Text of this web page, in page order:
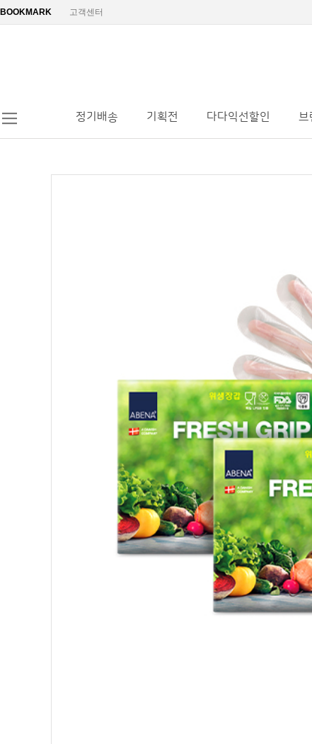
BOOKMARK 고객센터
정기배송 기획전 다다익선할인 브